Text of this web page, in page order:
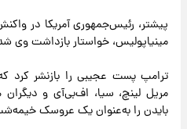
پیشتر، رئیس‌جمهوری آمریکا در
مینیاپولیس، خواستار بازداشت وی
ترامپ پست عجیبی را بازنشر کرد که
مریل لینچ، سیا، اف‌بی‌آی و دیگران
بایدن را به‌عنوان یک عروسک